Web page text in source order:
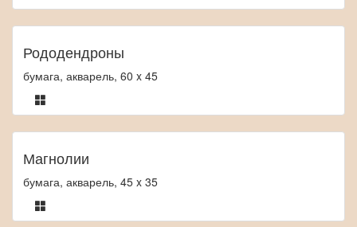
Рододендроны
бумага, акварель, 60 x 45
Магнолии
бумага, акварель, 45 x 35